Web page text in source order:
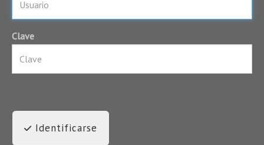
Clave
Identificarse